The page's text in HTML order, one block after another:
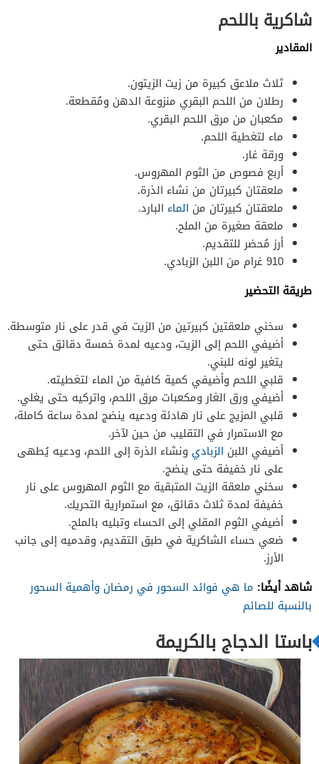
شاكرية باللحم
المقادير
ثلاث ملاعق كبيرة من زيت الزيتون.
رطلان من اللحم البقري منزوعة الدهن ومُقطعة.
مكعبان من مرق اللحم البقري.
ماء لتغطية اللحم.
ورقة غار.
أربع فصوص من الثوم المهروس.
ملعقتان كبيرتان من نشاء الذرة.
ملعقتان كبيرتان من الماء البارد.
ملعقة صغيرة من الملح.
أرز مُحضر للتقديم.
910 غرام من اللبن الزبادي.
طريقة التحضير
سخني ملعقتين كبيرتين من الزيت في قدر على نار متوسطة.
أضيفي اللحم إلى الزيت، ودعيه لمدة خمسة دقائق حتى
يتغير لونه للبني.
قلبي اللحم وأضيفي كمية كافية من الماء لتغطيته.
أضيفي ورق الغار ومكعبات مرق اللحم، واتركيه حتى يغلي.
قلبي المزيج على نار هادئة ودعيه ينضج لمدة ساعة كاملة،
مع الاستمرار في التقليب من حين لآخر.
أضيفي اللبن الزبادي ونشاء الذرة إلى اللحم، ودعيه يُطهى
على نار خفيفة حتى ينضج.
سخني ملعقة الزيت المتبقية مع الثوم المهروس على نار
خفيفة لمدة ثلاث دقائق، مع استمرارية التحريك.
أضيفي الثوم المقلي إلى الحساء وتبليه بالملح.
ضعي حساء الشاكرية في طبق التقديم، وقدميه إلى جانب
الأرز.
شاهد أيضًا: ما هي فوائد السحور في رمضان وأهمية السحور
بالنسبة للصائم
باستا الدجاج بالكريمة